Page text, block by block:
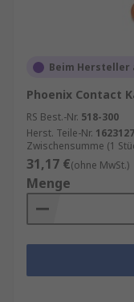
Beim Hersteller
Phoenix Contact
RS Best.-Nr. 518-300
Herst. Teile-Nr. 1623127
Zwischensumme (1
31,17 €(ohne MwSt.)
Menge